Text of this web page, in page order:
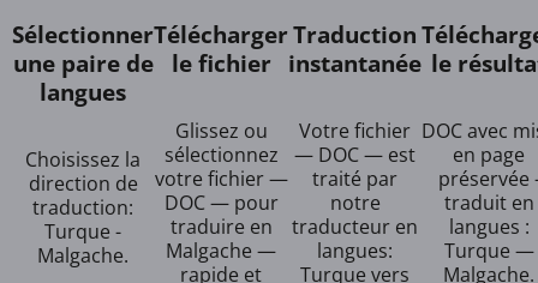
Sélectionner
une paire de
langues
Choisissez la
direction de
traduction:
Turque -
Malgache.
Télécharger
le fichier
Glissez ou
sélectionnez
votre fichier —
DOC — pour
traduire en
Malgache —
rapide et
Traduction
instantanée
Votre fichier
— DOC — est
traité par
notre
traducteur en
langues:
Turque vers
le
DOC avec
en page
préservée
traduit en
langues :
Turque —
Malgache.